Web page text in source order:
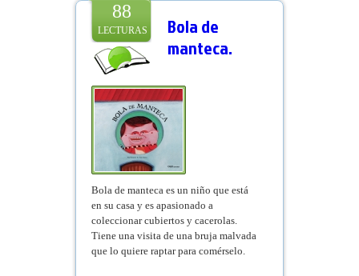
88
LECTURAS
Bola de
manteca.
Bola de manteca es un niño que está
en su casa y es apasionado a
coleccionar cubiertos y cacerolas.
Tiene una visita de una bruja malvada
que lo quiere raptar para comérselo.